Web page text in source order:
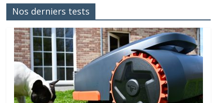
Nos derniers tests